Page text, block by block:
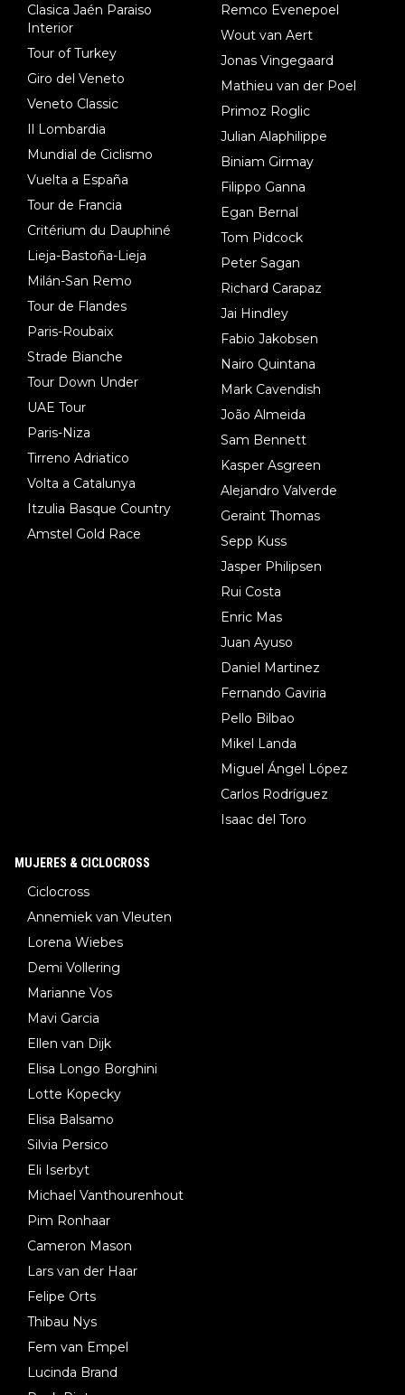
Clasica Jaén Paraiso
Interior
Tour of Turkey
Giro del Veneto
Veneto Classic
Il Lombardia
Mundial de Ciclismo
Vuelta a España
Tour de Francia
Critérium du Dauphiné
Lieja-Bastoña-Lieja
Milán-San Remo
Tour de Flandes
Paris-Roubaix
Strade Bianche
Tour Down Under
UAE Tour
Paris-Niza
Tirreno Adriatico
Volta a Catalunya
Itzulia Basque Country
Amstel Gold Race
Remco Evenepoel
Wout van Aert
Jonas Vingegaard
Mathieu van der Poel
Primoz Roglic
Julian Alaphilippe
Biniam Girmay
Filippo Ganna
Egan Bernal
Tom Pidcock
Peter Sagan
Richard Carapaz
Jai Hindley
Fabio Jakobsen
Nairo Quintana
Mark Cavendish
João Almeida
Sam Bennett
Kasper Asgreen
Alejandro Valverde
Geraint Thomas
Sepp Kuss
Jasper Philipsen
Rui Costa
Enric Mas
Juan Ayuso
Daniel Martinez
Fernando Gaviria
Pello Bilbao
Mikel Landa
Miguel Ángel López
Carlos Rodríguez
Isaac del Toro
MUJERES & CICLOCROSS
Ciclocross
Annemiek van Vleuten
Lorena Wiebes
Demi Vollering
Marianne Vos
Mavi Garcia
Ellen van Dijk
Elisa Longo Borghini
Lotte Kopecky
Elisa Balsamo
Silvia Persico
Eli Iserbyt
Michael Vanthourenhout
Pim Ronhaar
Cameron Mason
Lars van der Haar
Felipe Orts
Thibau Nys
Fem van Empel
Lucinda Brand